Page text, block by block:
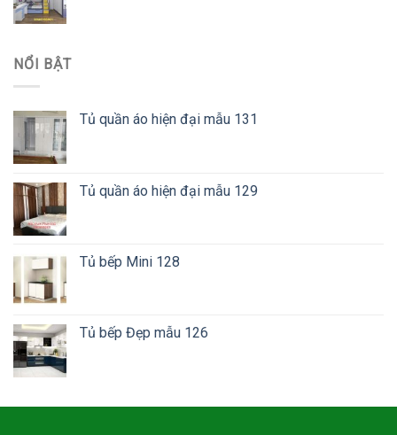
NỔI BẬT
Tủ quần áo hiện đại mẫu 131
Tủ quần áo hiện đại mẫu 129
Tủ bếp Mini 128
Tủ bếp Đẹp mẫu 126